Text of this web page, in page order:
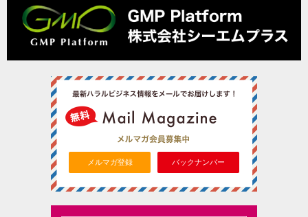
メルマガ登録 バックナンバー